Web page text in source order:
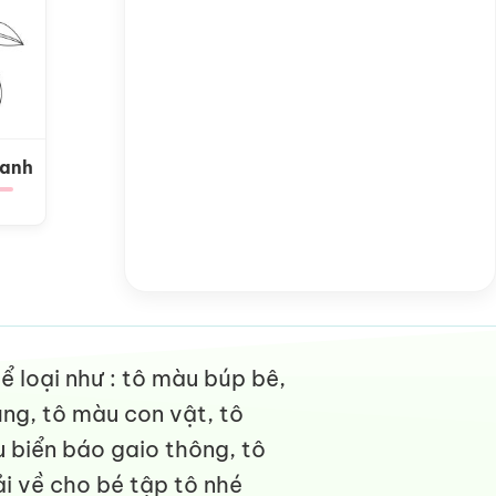
loại như : tô màu búp bê,
tô màu con vật, tô
biển báo gaio thông, tô
về cho bé tập tô nhé